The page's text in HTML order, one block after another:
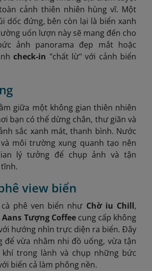
cảnh thiên nhiên hùng vĩ. Một
dốc đứng, bên còn lại là biển xanh
uốn lượn này sẽ mang đến cho
ảnh panorama đẹp mắt hoặc
check-in "chất lừ" với cảnh biển
giữa một không gian thiên nhiên
bạn có thể dừng chân, thư giãn và
sắc xanh mát, thanh bình. Nước
môi trường xung quanh tạo nên
lý tưởng để chụp ảnh và tận
view biển
phê ven biển như Chờ iu Chill,
Aans Tượng Coffeecung cấp không
hướng nhìn trực diện ra biển. Đây
để vừa nhâm nhi đồ uống, vừa tận
khí trong lành và chụp những bức
biển cả làm phông nền.